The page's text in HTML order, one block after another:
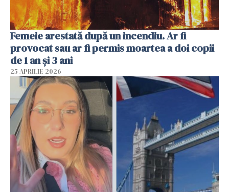
Femeie arestată după un incendiu. Ar fi
provocat sau ar fi permis moartea a doi copii
de 1 an și 3 ani
25 APRILIE 2026